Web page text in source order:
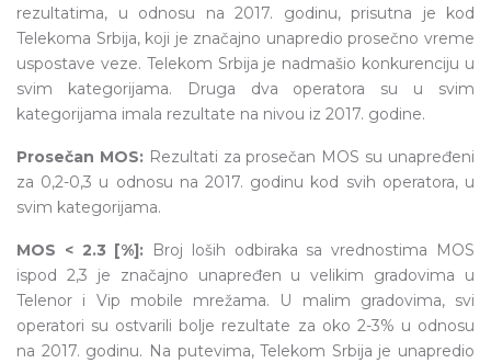
rezultatima, u odnosu na 2017. godinu, prisutna je kod
Telekoma Srbija, koji je značajno unapredio prosečno vreme
uspostave veze. Telekom Srbija je nadmašio konkurenciju u
svim kategorijama. Druga dva operatora su u svim
kategorijama imala rezultate na nivou iz 2017. godine.
Prosečan MOS:Rezultati za prosečan MOS su unapređeni
za 0,2-0,3 u odnosu na 2017. godinu kod svih operatora, u
svim kategorijama.
MOS < 2.3 [%]: Broj loših odbiraka sa vrednostima MOS
ispod 2,3 je značajno unapređen u velikim gradovima u
Telenor i Vip mobile mrežama. U malim gradovima, svi
operatori su ostvarili bolje rezultate za oko 2-3% u odnosu
na 2017. godinu. Na putevima, Telekom Srbija je unapredio